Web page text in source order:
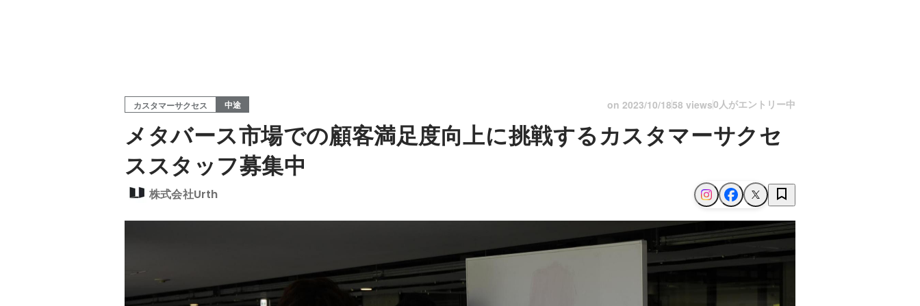
カスタマーサクセス 中途 on 2023/10/1858 views0人がエントリー中
メタバース市場での顧客満足度向上に挑戦するカスタマーサクセ
ススタッフ募集中
株式会社Urth